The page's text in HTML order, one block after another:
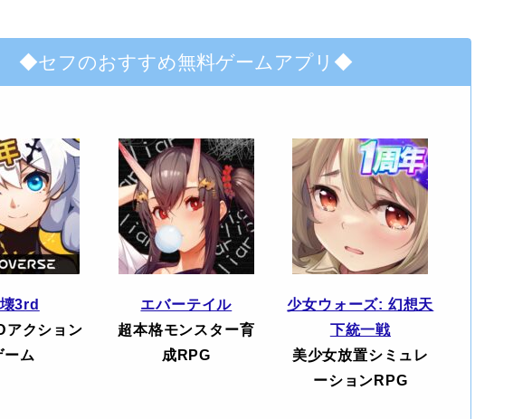
◆セフのおすすめ無料ゲームアプリ◆
3rd
アクション
ーム
エバーテイル
超本格モンスター育
成RPG
少女ウォーズ: 幻想天
下統一戦
美少女放置シミュレ
ーションRPG